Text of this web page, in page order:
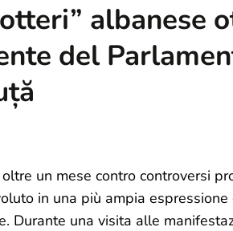
albanese
del
un mese contro controversi
in una più ampia
Durante una visita alle